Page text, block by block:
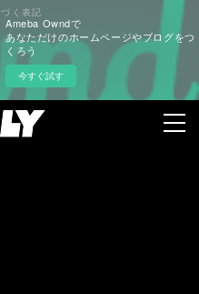
Ameba Owndで
あなただけのホームページやブログをつ
くろう
今すぐ試す
く表記